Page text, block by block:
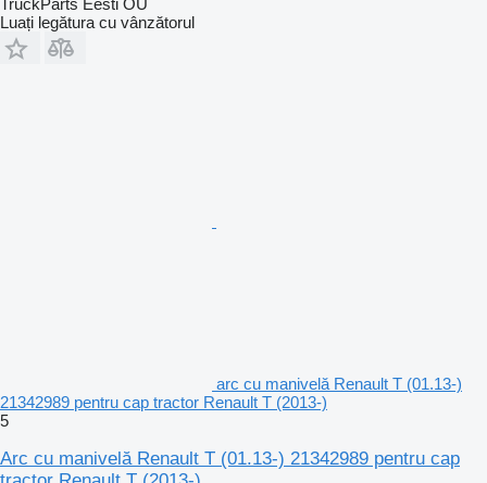
TruckParts Eesti OÜ
Luați legătura cu vânzătorul
arc cu manivelă Renault T (01.13-)
21342989 pentru cap tractor Renault T (2013-)
5
Arc cu manivelă Renault T (01.13-) 21342989 pentru cap